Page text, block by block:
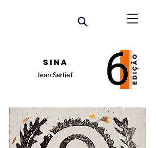
Sina
Jean Sartief